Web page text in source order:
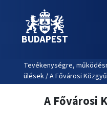
BUDAPEST
Tevékenységre,
ülések / A Fővárosi
A Fővárosi